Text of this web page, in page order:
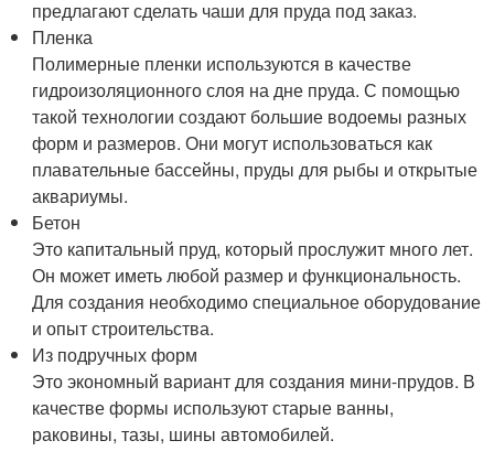
предлагают сделать чаши для пруда под заказ.
Пленка
Полимерные пленки используются в качестве
гидроизоляционного слоя на дне пруда. С помощью
такой технологии создают большие водоемы разных
форм и размеров. Они могут использоваться как
плавательные бассейны, пруды для рыбы и открытые
аквариумы.
Бетон
Это капитальный пруд, который прослужит много лет.
Он может иметь любой размер и функциональность.
Для создания необходимо специальное оборудование
и опыт строительства.
Из подручных форм
Это экономный вариант для создания мини-прудов. В
качестве формы используют старые ванны,
раковины, тазы, шины автомобилей.